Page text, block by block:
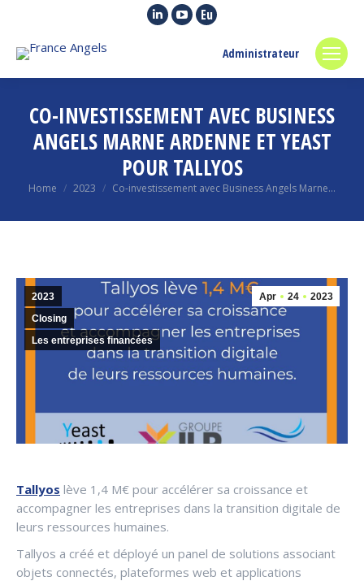
Linkedin
in
window
YouTube
in
window
Euroquity
opens
in
window
Administrateur
CO-INVESTISSEMENT AVEC BUSINESS
ANGELS MARNE ARDENNE ET YEAST
POUR TALLYOS
You are here:
Home 2023 Co-investissement avec Business Angels Marne…
Apr 24 2023
2023
Closing
Les entreprises financées
Tallyos lève 1,4 M€ pour accélérer sa croissance et
accompagner les entreprises dans la transition digitale de
leurs ressources humaines.
Tallyos a créé et déployé un panel de solutions associant
objets connectés, plateformes web et applications